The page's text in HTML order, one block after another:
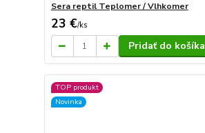
Sera reptil Teplomer / Vlhkomer
23 €/ks
Pridať do košíka
TOP produkt
Novinka